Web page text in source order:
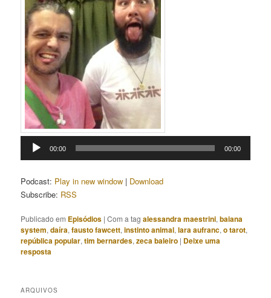
Tocador
00:00 00:00
Podcast: Play in new window | Download
Subscribe: RSS
Publicado em Episódios |Com a tagalessandra maestrini,baiana
system,daíra,fausto fawcett,instinto animal,lara aufranc,o tarot,
república popular,tim bernardes,zeca baleiro | Deixe uma
resposta
ARQUIVOS